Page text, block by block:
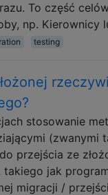
To część
np. Kierownicy
testing
stosowanie
(zwanymi
przejścia ze
takiego jak
migracji /